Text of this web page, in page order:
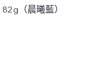
（晨曦藍）